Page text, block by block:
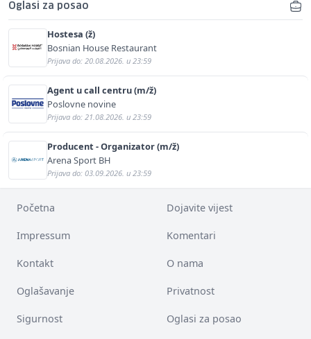
Oglasi za posao
Hostesa (ž)
Bosnian House Restaurant
Prijava do: 20.08.2026. u 23:59
Agent u call centru (m/ž)
Poslovne novine
Prijava do: 21.08.2026. u 23:59
Producent - Organizator (m/ž)
Arena Sport BH
Prijava do: 03.09.2026. u 23:59
Početna Dojavite vijest
Impressum Komentari
Kontakt O nama
Oglašavanje Privatnost
Sigurnost Oglasi za posao